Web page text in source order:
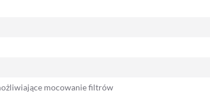
mocowanie filtrów